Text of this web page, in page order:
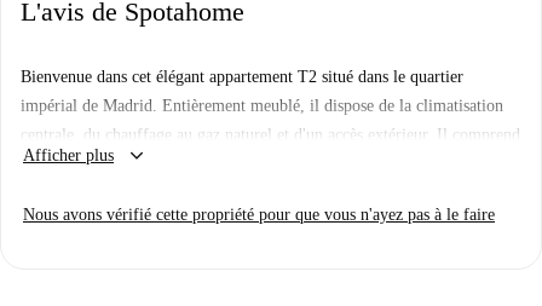
L'avis de Spotahome
Bienvenue dans cet élégant appartement T2 situé dans le quartier
impérial de Madrid. Entièrement meublé, il dispose de la climatisation
centrale, du chauffage au gaz naturel et d'un accès extérieur. Il comprend
également un lave-linge, un four et un parking. Les animaux de
a été vérifiée par Spotahome.
Afficher plus keyboard_arrow_down
Nous avons vérifié cette propriété pour que vous n'ayez pas à le faire